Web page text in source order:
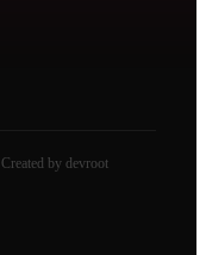
Created by devroot